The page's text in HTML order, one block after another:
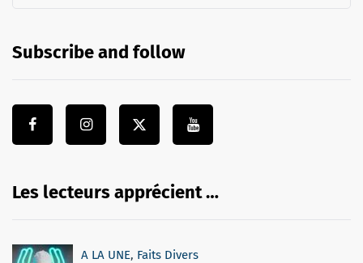
Subscribe and follow
Les lecteurs apprécient …
A LA UNE, Faits Divers